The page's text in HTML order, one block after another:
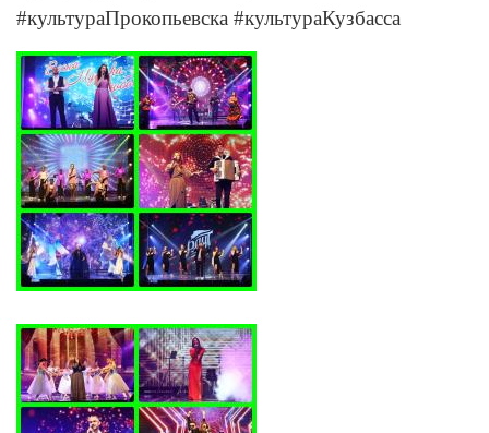
#культураПрокопьевска #культураКузбасса